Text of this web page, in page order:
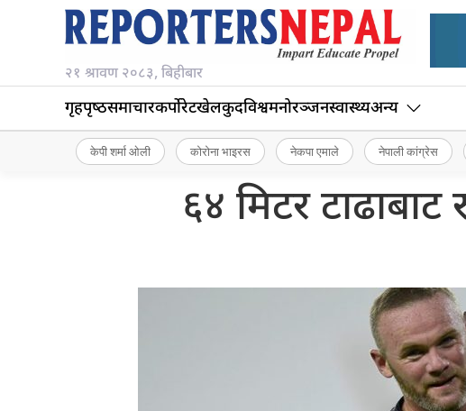
२१ श्रावण २०८३, बिहीबार
गृहपृष्‍ठसमाचारकर्पोरेटखेलकुदविश्वमनोरञ्जनस्वास्थ्यअन्य
केपी शर्मा ओली कोरोना भाइरस नेकपा एमाले नेपाली कांग्रेस
६४ मिटर